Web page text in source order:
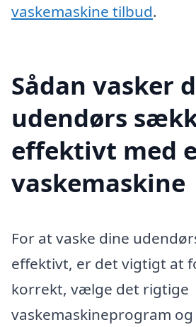
vaskemaskine tilbud.
Sådan vasker
udendørs
effektivt med
vaskemaskine
For at vaske dine
effektivt, er det vigtigt at
korrekt, vælge det rigtige
vaskemaskineprogram